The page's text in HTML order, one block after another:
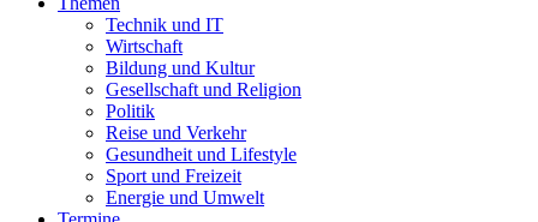
Technik und IT
Wirtschaft
Bildung und Kultur
Gesellschaft und Religion
Politik
Reise und Verkehr
Gesundheit und Lifestyle
Sport und Freizeit
Energie und Umwelt